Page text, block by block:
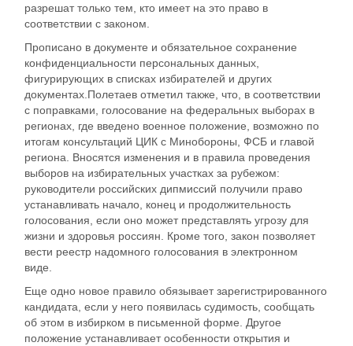
разрешат только тем, кто имеет на это право в
соответствии с законом.
Прописано в документе и обязательное сохранение
конфиденциальности персональных данных,
фигурирующих в списках избирателей и других
документах.Полетаев отметил также, что, в соответствии
с поправками, голосование на федеральных выборах в
регионах, где введено военное положение, возможно по
итогам консультаций ЦИК с Минобороны, ФСБ и главой
региона. Вносятся изменения и в правила проведения
выборов на избирательных участках за рубежом:
руководители российских дипмиссий получили право
устанавливать начало, конец и продолжительность
голосования, если оно может представлять угрозу для
жизни и здоровья россиян. Кроме того, закон позволяет
вести реестр надомного голосования в электронном
виде.
Еще одно новое правило обязывает зарегистрированного
кандидата, если у него появилась судимость, сообщать
об этом в избирком в письменной форме. Другое
положение устанавливает особенности открытия и